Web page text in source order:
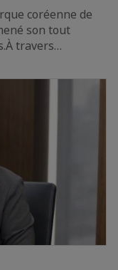
coréenne de
son tout
travers…